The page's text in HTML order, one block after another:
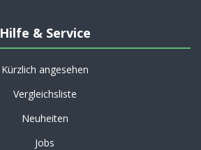
Hilfe & Service
Kürzlich angesehen
Vergleichsliste
Neuheiten
Jobs